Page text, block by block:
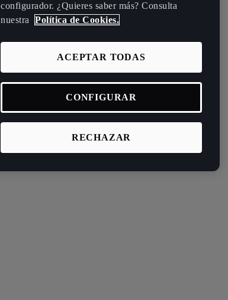
configurador. ¿Quieres saber más? Consulta
nuestra
Política de Cookies.
RECHAZAR
ACEPTAR TODAS
CONFIGURAR